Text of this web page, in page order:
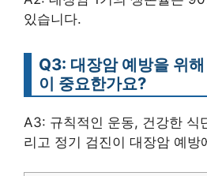
있습니다.
Q3: 대장암 예방을 위
이 중요한가요?
A3: 규칙적인 운동, 건강한 식
리고 정기 검진이 대장암 예방